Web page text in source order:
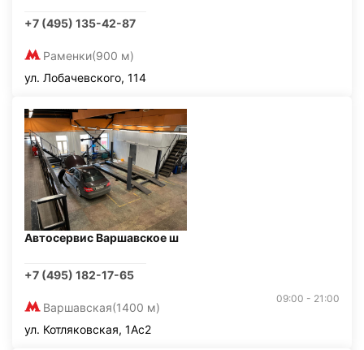
+7 (495) 135-42-87
Раменки(900 м)
ул. Лобачевского, 114
Автосервис Варшавское ш
+7 (495) 182-17-65
Варшавская(1400 м)
09:00 - 21:00
ул. Котляковская, 1Ас2